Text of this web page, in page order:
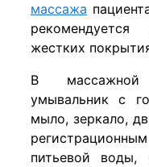
массажа
жестких
В массажной
умывальник с
мыло, зеркало,
питьевой